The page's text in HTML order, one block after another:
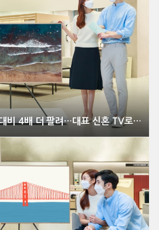
삼성 ‘더 프레임’, 전년 대비 4배 더 팔려…대표 신혼 TV로 자리매김